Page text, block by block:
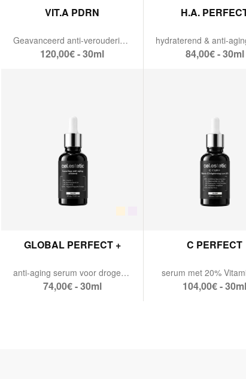
VIT.A PDRN
Geavanceerd anti-verouderingsserum
120,00€ - 30ml
H.A.
84,00€ - 30ml
GLOBAL PERFECT +
anti-aging serum voor droge huid.
74,00€ - 30ml
C PERFECT
serum met 20%
104,00€ - 30ml